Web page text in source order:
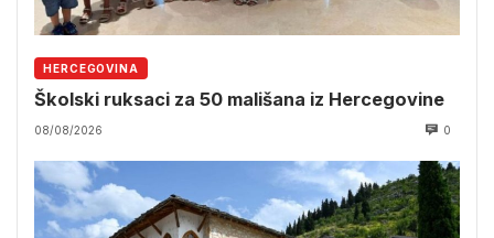
HERCEGOVINA
Školski ruksaci za 50 mališana iz Hercegovine
08/08/2026 0